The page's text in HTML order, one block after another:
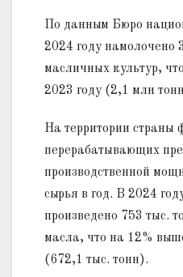
По данным Бюро
2024 году намолочено
масличных культур,
2023 году (2,1 млн
На территории страны
перерабатывающих
производственной
сырья в год. В 2024
произведено 753 тыс.
масла, что на 12%
(672,1 тыс. тонн).